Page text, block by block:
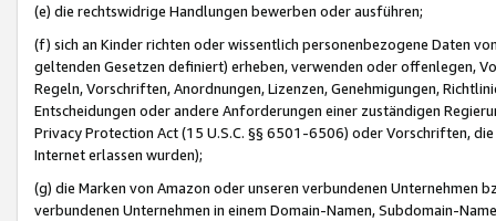
(e) die rechtswidrige Handlungen bewerben oder ausführen;
(f) sich an Kinder richten oder wissentlich personenbezogene Daten
geltenden Gesetzen definiert) erheben, verwenden oder offenlegen,
Regeln, Vorschriften, Anordnungen, Lizenzen, Genehmigungen,
Entscheidungen oder andere Anforderungen einer zuständigen
Privacy Protection Act (15 U.S.C. §§ 6501-6506) oder Vorschriften,
Internet erlassen wurden);
(g) die Marken von Amazon oder unseren verbundenen Unternehmen
verbundenen Unternehmen in einem Domain-Namen, Subdomain-